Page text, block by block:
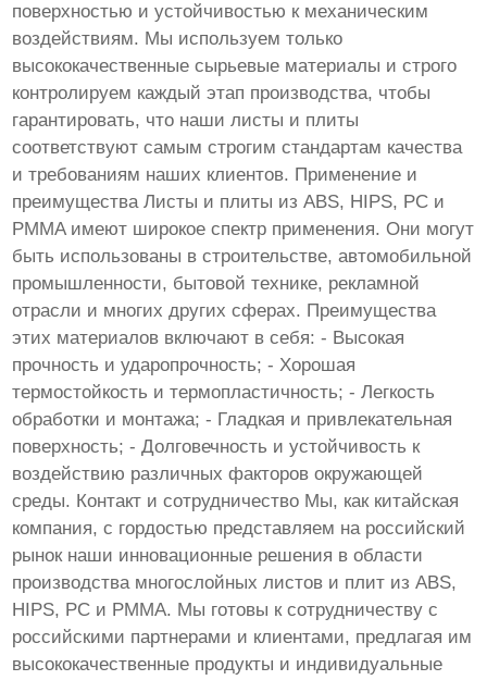
поверхностью и устойчивостью к механическим
воздействиям. Мы используем только
высококачественные сырьевые материалы и строго
контролируем каждый этап производства, чтобы
гарантировать, что наши листы и плиты
соответствуют самым строгим стандартам качества
и требованиям наших клиентов. Применение и
преимущества Листы и плиты из ABS, HIPS, PC и
PMMA имеют широкое спектр применения. Они могут
быть использованы в строительстве, автомобильной
промышленности, бытовой технике, рекламной
отрасли и многих других сферах. Преимущества
этих материалов включают в себя: - Высокая
прочность и ударопрочность; - Хорошая
термостойкость и термопластичность; - Легкость
обработки и монтажа; - Гладкая и привлекательная
поверхность; - Долговечность и устойчивость к
воздействию различных факторов окружающей
среды. Контакт и сотрудничество Мы, как китайская
компания, с гордостью представляем на российский
рынок наши инновационные решения в области
производства многослойных листов и плит из ABS,
HIPS, PC и PMMA. Мы готовы к сотрудничеству с
российскими партнерами и клиентами, предлагая им
высококачественные продукты и индивидуальные